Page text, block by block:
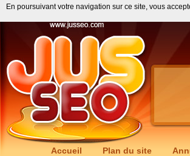
Accueil Plan du site
En poursuivant votre navigation sur ce site, vous